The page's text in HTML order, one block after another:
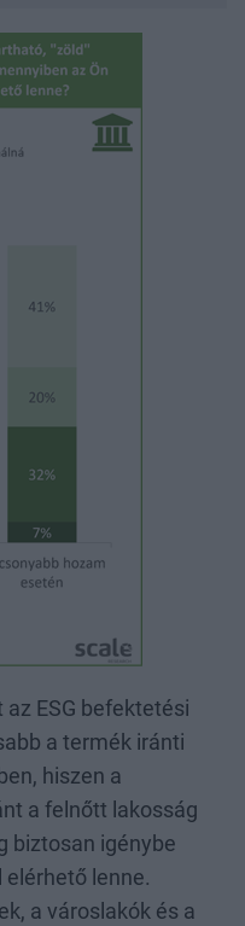
ESG befektetési
a termék iránti
hiszen a
a felnőtt lakosság
biztosan igénybe
elérhető lenne.
a városlakók és a